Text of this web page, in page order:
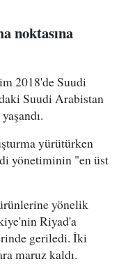
noktasına
2018'de Suudi
Suudi Arabistan
yürütürken
yönetiminin "en üst
yönelik
Riyad'a
geriledi. İki
maruz kaldı.